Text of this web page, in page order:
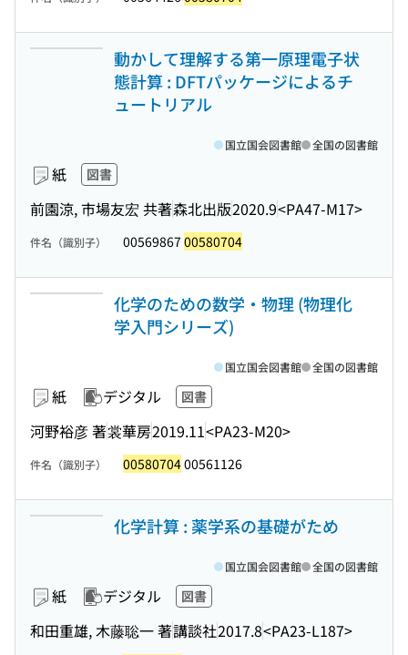
動かして理解する第一原理電子状
態計算 : DFTパッケージによるチ
ュートリアル
紙 図書
前園涼, 市場友宏 共著森北出版2020.9<PA47-M17>
国立国会図書館 全国の図書館
件名（識別子） 00569867 00580704
化学のための数学・物理 (物理化
学入門シリーズ)
紙 デジタル 図書
河野裕彦 著裳華房2019.11<PA23-M20>
国立国会図書館 全国の図書館
件名（識別子） 0058070400561126
化学計算 : 薬学系の基礎がため
紙 デジタル 図書
和田重雄, 木藤聡一 著講談社2017.8<PA23-L187>
国立国会図書館 全国の図書館